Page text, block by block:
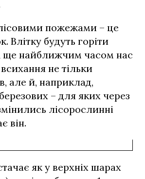
пожежами – це
Влітку будуть горіти
ще найближчим часом нас
не тільки
але й, наприклад,
– для яких через
лісорослинні
він.
як у верхніх шарах